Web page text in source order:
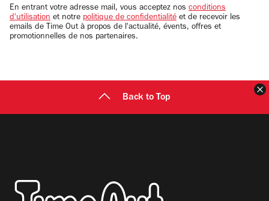
email
En entrant votre adresse mail, vous acceptez nos conditions
d'utilisation et notre politique de confidentialité et de recevoir les
emails de Time Out à propos de l'actualité, évents, offres et
promotionnelles de nos partenaires.
Back to Top